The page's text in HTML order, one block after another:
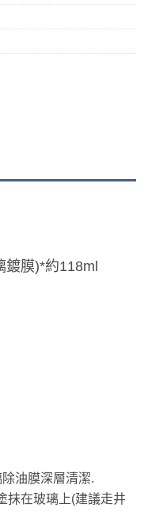
膜)*約118ml
油膜深層清潔.
抹在玻璃 上(建議走井